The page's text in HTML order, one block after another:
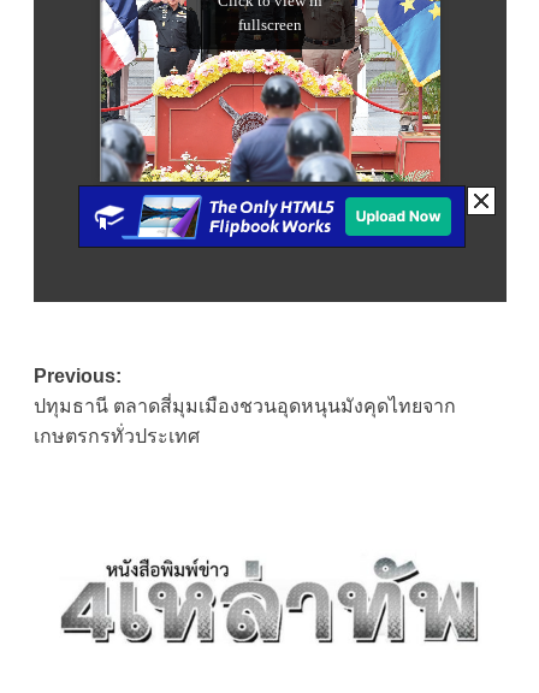
Post
navigation
Previous:
ปทุมธานี ตลาดสี่มุมเมืองชวนอุดหนุนมังคุดไทยจาก
เกษตรกรทั่วประเทศ